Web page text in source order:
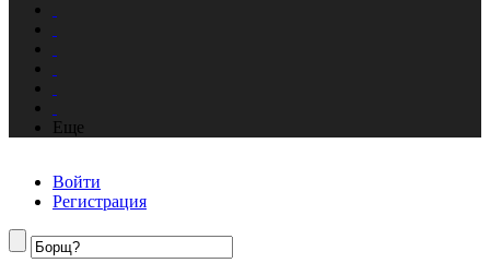
Еще
Войти
Регистрация